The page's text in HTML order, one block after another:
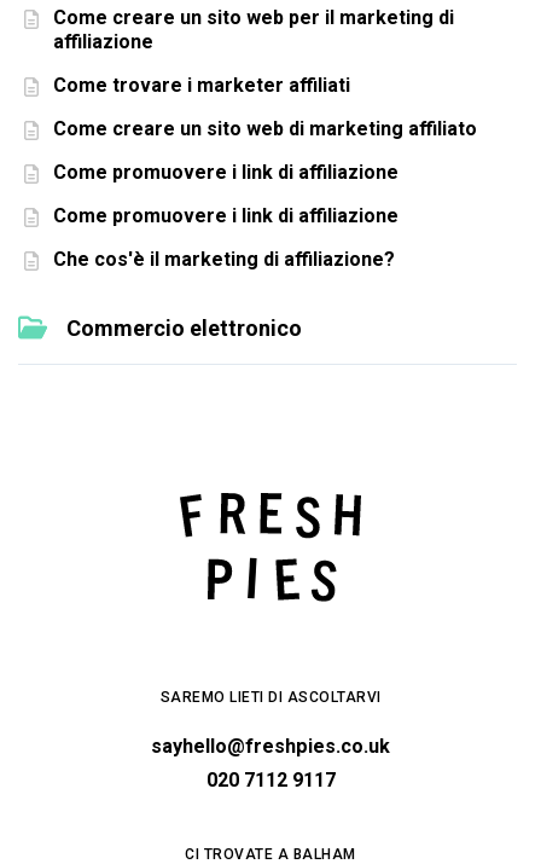
Come creare un sito web per il marketing di
affiliazione
Come trovare i marketer affiliati
Come creare un sito web di marketing affiliato
Come promuovere i link di affiliazione
Come promuovere i link di affiliazione
Che cos'è il marketing di affiliazione?
Commercio elettronico
SAREMO LIETI DI ASCOLTARVI
sayhello@freshpies.co.uk
020 7112 9117
CI TROVATE A BALHAM